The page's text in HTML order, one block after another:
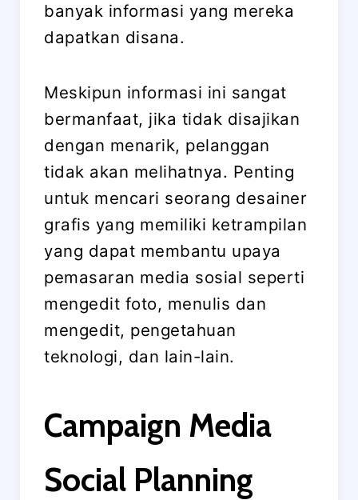
banyak informasi yang mereka
dapatkan disana.
Meskipun informasi ini sangat
bermanfaat, jika tidak disajikan
dengan menarik, pelanggan
tidak akan melihatnya. Penting
untuk mencari seorang desainer
grafis yang memiliki ketrampilan
yang dapat membantu upaya
pemasaran media sosial seperti
mengedit foto, menulis dan
mengedit, pengetahuan
teknologi, dan lain-lain.
Campaign Media
Social Planning